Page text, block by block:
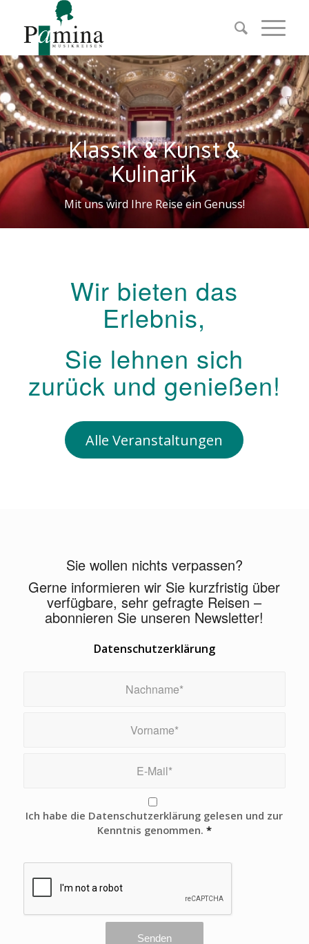
Klassik & Kunst &
Kulinarik
Mit uns wird Ihre Reise ein Genuss!
Wir bieten das
Erlebnis,
Sie lehnen sich
zurück und genießen!
Alle Veranstaltungen
Sie wollen nichts verpassen?
Gerne informieren wir Sie kurzfristig über
verfügbare, sehr gefragte Reisen –
abonnieren Sie unseren Newsletter!
Datenschutzerklärung
Ich habe die Datenschutzerklärung gelesen und zur
Kenntnis genommen. *